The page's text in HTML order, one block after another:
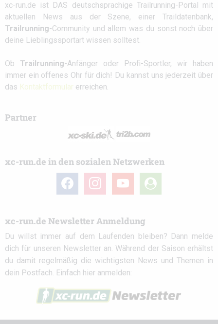
xc-run.de ist DAS deutschsprachige Trailrunning-Portal mit
aktuellen News aus der Szene, einer Traildatenbank,
Trailrunning-Community und allem was du sonst noch über
deine Lieblingssportart wissen solltest.
Ob Trailrunning-Anfänger oder Profi-Sportler, wir haben
immer ein offenes Ohr für dich! Du kannst uns jederzeit über
das Kontaktformular erreichen.
Partner
xc-run.de in den sozialen Netzwerken
facebook instagramyoutube
user-
circle
xc-run.de Newsletter Anmeldung
Du willst immer auf dem Laufenden bleiben? Dann melde
dich für unseren Newsletter an. Während der Saison erhältst
du damit regelmäßig die wichtigsten News und Themen in
dein Postfach. Einfach hier anmelden: